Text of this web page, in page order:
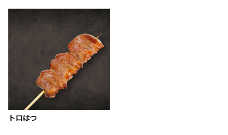
トロはつ